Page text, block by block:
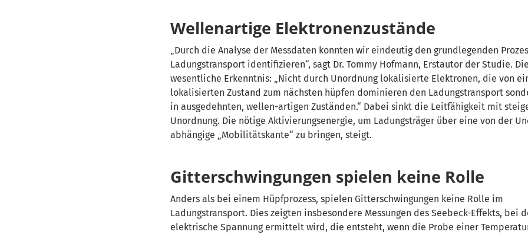
Wellenartige Elektronenzustände
Durch die Analyse der Messdaten konnten wir eindeutig den grundlegenden
Ladungstransport identifizieren“, sagt Dr. Tommy Hofmann, Erstautor der Studie. Die
wesentliche Erkenntnis: „Nicht durch Unordnung lokalisierte Elektronen, die von
lokalisierten Zustand zum nächsten hüpfen dominieren den Ladungstransport
in ausgedehnten, wellen-artigen Zuständen.“ Dabei sinkt die Leitfähigkeit mit
Unordnung. Die nötige Aktivierungsenergie, um Ladungsträger über eine von der
abhängige „Mobilitätskante“ zu bringen, steigt.
Gitterschwingungen spielen keine Rolle
Anders als bei einem Hüpfprozess, spielen Gitterschwingungen keine Rolle im
Ladungstransport. Dies zeigten insbesondere Messungen des Seebeck-Effekts, bei
elektrische Spannung ermittelt wird, die entsteht, wenn die Probe einer